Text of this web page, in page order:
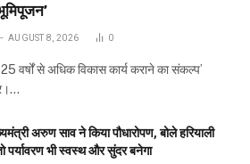
AUGUST 8, 2026 0
वर्षों से अधिक विकास कार्य कराने का संकल्प’
अरुण साव ने किया पौधारोपण, बोले हरियाली
पर्यावरण भी स्वस्थ और सुंदर बनेगा